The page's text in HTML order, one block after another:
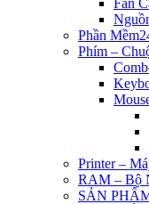
Fan
Phần Mềm
Phím –
Printer –
RAM – Bộ
SẢN